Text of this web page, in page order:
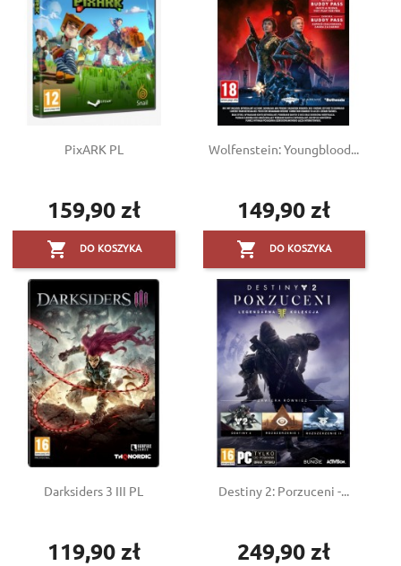
PixARK PL
Cena
159,90 zł
 DO KOSZYKA
Wolfenstein: Youngblood...
Cena
149,90 zł
 DO KOSZYKA
Darksiders 3 III PL
Cena
119,90 zł
Destiny 2: Porzuceni -...
Cena
249,90 zł